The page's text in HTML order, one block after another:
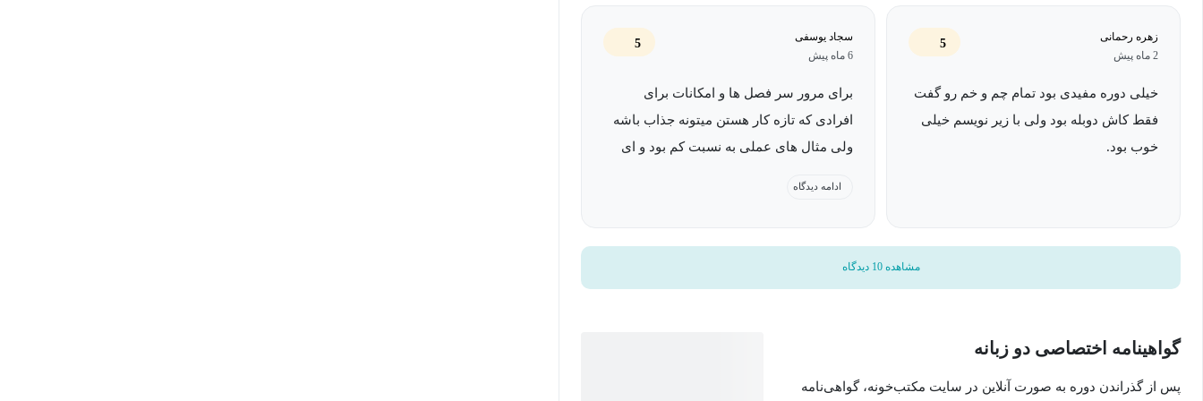
زهره رحمانی
2 ماه پیش
5
خیلی دوره مفیدی بود تمام چم و خم رو گفت
فقط کاش دوبله بود ولی با زیر نویسم خیلی
خوب بود.
سجاد یوسفی
6 ماه پیش
5
برای مرور سر فصل ها و امکانات برای
افرادی که تازه کار هستن میتونه جذاب باشه
ولی مثال های عملی به نسبت کم بود و ای
ادامه دیدگاه
مشاهده 10 دیدگاه
گواهینامه اختصاصی دو زبانه
پس از گذراندن دوره به صورت آنلاین در سایت مکتب‌خونه، گواهی‌نامه